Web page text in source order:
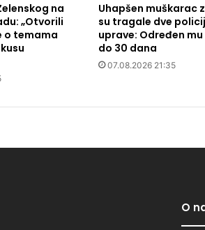
na
„Otvorili
o temama
Uhapšen muškarac
su tragale dve
uprave: Određen
do 30 dana
07.08.2026 21:35
O